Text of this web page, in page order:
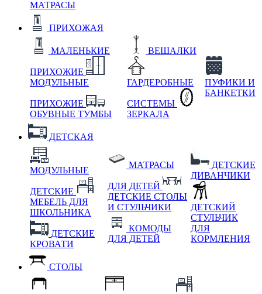
МАТРАСЫ
ПРИХОЖАЯ
МАЛЕНЬКИЕ
ПРИХОЖИЕ
МОДУЛЬНЫЕ
ПРИХОЖИЕ
ОБУВНЫЕ ТУМБЫ
ВЕШАЛКИ
ГАРДЕРОБНЫЕ
СИСТЕМЫ
ЗЕРКАЛА
ПУФИКИ И
БАНКЕТКИ
ДЕТСКАЯ
МОДУЛЬНЫЕ
ДЕТСКИЕ
МЕБЕЛЬ ДЛЯ
ШКОЛЬНИКА
ДЕТСКИЕ
КРОВАТИ
МАТРАСЫ
ДЛЯ ДЕТЕЙ
ДЕТСКИЕ СТОЛЫ
И СТУЛЬЧИКИ
КОМОДЫ
ДЛЯ ДЕТЕЙ
ДЕТСКИЕ
ДИВАНЧИКИ
ДЕТСКИЙ
СТУЛЬЧИК
ДЛЯ
КОРМЛЕНИЯ
СТОЛЫ